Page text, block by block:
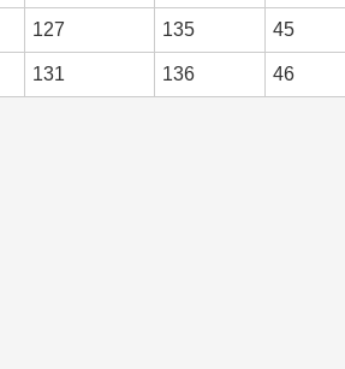
127 135 45
131 136 46